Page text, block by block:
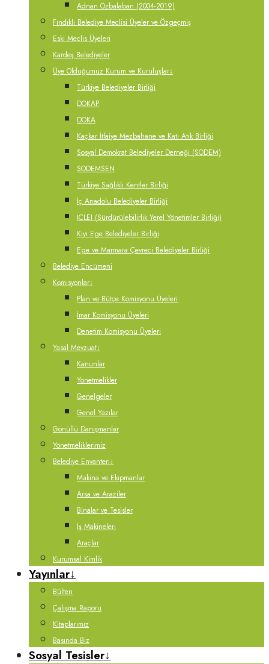
Adnan Özbalaban (2004-2019)
Fındıklı Belediye Meclisi Üyeler ve Özgeçmiş
Eski Meclis Üyeleri
Kardeş Belediyeler
Üye Olduğumuz Kurum ve Kuruluşlar↓
Türkiye Belediyeler Birliği
DOKAP
DOKA
Kaçkar İtfaiye Mezbahane ve Katı Atık Birliği
Sosyal Demokrat Belediyeler Derneği (SODEM)
SODEMSEN
Türkiye Sağlıklı Kentler Birliği
İç Anadolu Belediyeler Birliği
ICLEI (Sürdürülebilirlik Yerel Yönetimler Birliği)
Kıyı Ege Belediyeler Birliği
Ege ve Marmara Çevreci Belediyeler Birliği
Belediye Encümeni
Komisyonlar↓
Plan ve Bütçe Komisyonu Üyeleri
İmar Komisyonu Üyeleri
Denetim Komisyonu Üyeleri
Yasal Mevzuat↓
Kanunlar
Yönetmelikler
Genelgeler
Genel Yazılar
Gönüllü Danışmanlar
Yönetmeliklerimiz
Belediye Envanteri↓
Makina ve Ekipmanlar
Arsa ve Araziler
Binalar ve Tesisler
İş Makineleri
Araçlar
Kurumsal Kimlik
Yayınlar↓
Bülten
Çalışma Raporu
Kitaplarımız
Basında Biz
Sosyal Tesisler↓